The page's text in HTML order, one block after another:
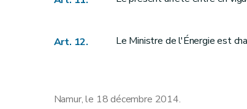
Art. 12. Le Ministre de l'Énergie est
Namur, le 18 décembre 2014.